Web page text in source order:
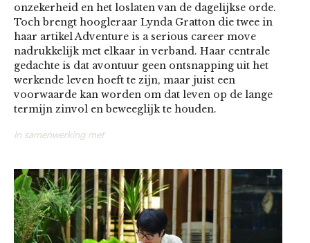
onzekerheid en het loslaten van de dagelijkse orde.
Toch brengt hoogleraar Lynda Gratton die twee in
haar artikel Adventure is a serious career move
nadrukkelijk met elkaar in verband. Haar centrale
gedachte is dat avontuur geen ontsnapping uit het
werkende leven hoeft te zijn, maar juist een
voorwaarde kan worden om dat leven op de lange
termijn zinvol en beweeglijk te houden.
In samenwerking met